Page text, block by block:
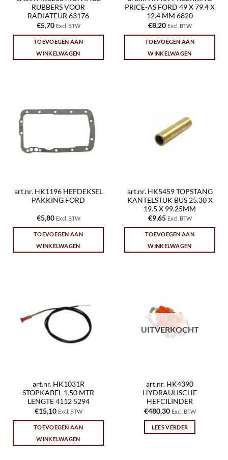
RUBBERS VOOR
RADIATEUR 63176
€5,70 Excl. BTW
TOEVOEGEN AAN
WINKELWAGEN
PRICE-AS FORD 49 X 79.4 X
12.4 MM 6820
€8,20 Excl. BTW
TOEVOEGEN AAN
WINKELWAGEN
art.nr. HK1196 HEFDEKSEL
PAKKING FORD
€5,80 Excl. BTW
TOEVOEGEN AAN
WINKELWAGEN
art.nr. HK5459 TOPSTANG
KANTELSTUK BUS 25.30 X
19.5 X 99.25MM
€9,65 Excl. BTW
TOEVOEGEN AAN
WINKELWAGEN
art.nr. HK1031R
STOPKABEL 1.50 MTR
LENGTE 4112 5294
€15,10 Excl. BTW
TOEVOEGEN AAN
WINKELWAGEN
UITVERKOCHT
art.nr. HK4390
HYDRAULISCHE
HEFCILINDER
€480,30 Excl. BTW
LEES VERDER